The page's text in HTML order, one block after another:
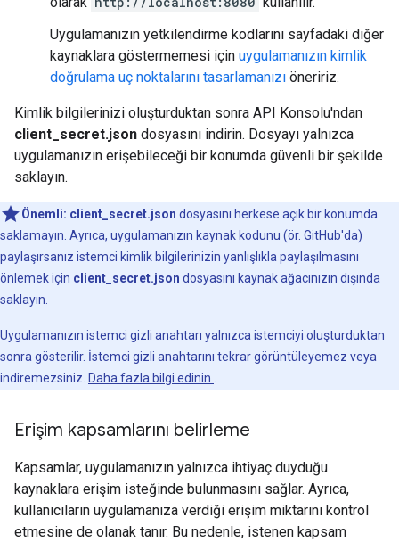
Uygulamanızın yetkilendirme kodlarını sayfadaki diğer
kaynaklara göstermemesi için uygulamanızın kimlik
doğrulama uç noktalarını tasarlamanızı öneririz.
Kimlik bilgilerinizi oluşturduktan sonra API Konsolu'ndan
client_secret.json dosyasını indirin. Dosyayı yalnızca
uygulamanızın erişebileceği bir konumda güvenli bir şekilde
saklayın.
Önemli: client_secret.json dosyasını herkese açık bir konumda
saklamayın. Ayrıca, uygulamanızın kaynak kodunu (ör. GitHub'da)
paylaşırsanız istemci kimlik bilgilerinizin yanlışlıkla paylaşılmasını
önlemek için client_secret.json dosyasını kaynak ağacınızın dışında
saklayın.
Uygulamanızın istemci gizli anahtarı yalnızca istemciyi oluşturduktan
sonra gösterilir. İstemci gizli anahtarını tekrar görüntüleyemez veya
indiremezsiniz. Daha fazla bilgi edinin
Erişim kapsamlarını belirleme
Kapsamlar, uygulamanızın yalnızca ihtiyaç duyduğu
kaynaklara erişim isteğinde bulunmasını sağlar. Ayrıca,
kullanıcıların uygulamanıza verdiği erişim miktarını kontrol
etmesine de olanak tanır. Bu nedenle, istenen kapsam